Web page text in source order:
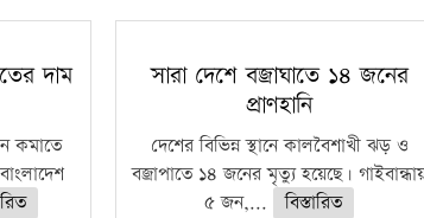
দাম
কমাতে
সারা দেশে বজ্রাঘাতে ১৪ জনের
প্রাণহানি
দেশের বিভিন্ন স্থানে কালবৈশাখী ঝড় ও
বজ্রাপাতে ১৪ জনের মৃত্যু হয়েছে।
৫ জন,...
বিস্তারিত